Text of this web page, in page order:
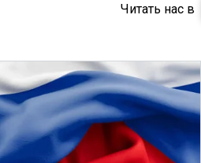
Читать нас в